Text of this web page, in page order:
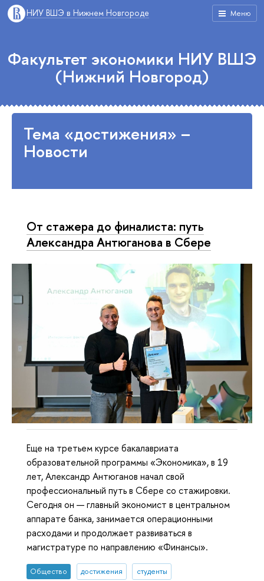
Меню
НИУ ВШЭ в Нижнем Новгороде
Факультет экономики НИУ ВШЭ
(Нижний Новгород)
Тема «достижения» –
Новости
От стажера до финалиста: путь
Александра Антюганова в Сбере
Еще на третьем курсе бакалавриата
образовательной программы «Экономика», в 19
лет, Александр Антюганов начал свой
профессиональный путь в Сбере со стажировки.
Сегодня он — главный экономист в центральном
аппарате банка, занимается операционными
расходами и продолжает развиваться в
магистратуре по направлению «Финансы».
Общество достижения студенты